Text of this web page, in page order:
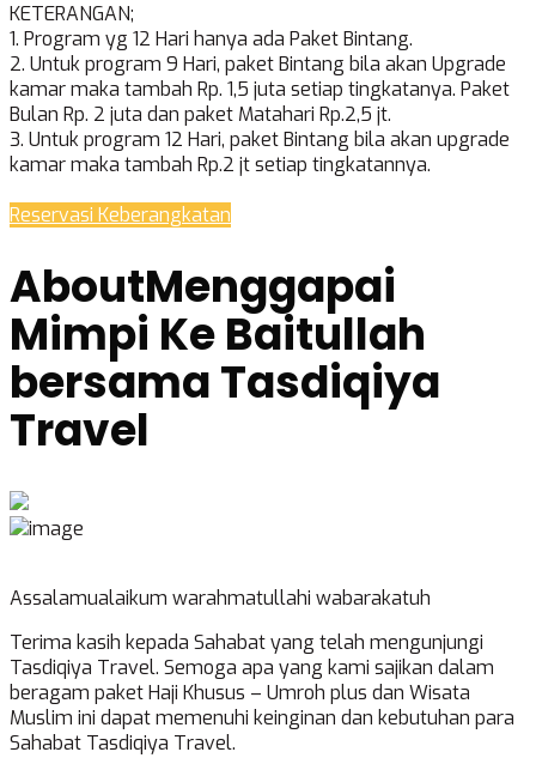
KETERANGAN;
1. Program yg 12 Hari hanya ada Paket Bintang.
2. Untuk program 9 Hari, paket Bintang bila akan Upgrade
kamar maka tambah Rp. 1,5 juta setiap tingkatanya. Paket
Bulan Rp. 2 juta dan paket Matahari Rp.2,5 jt.
3. Untuk program 12 Hari, paket Bintang bila akan upgrade
kamar maka tambah Rp.2 jt setiap tingkatannya.
Reservasi Keberangkatan
AboutMenggapai
Mimpi Ke Baitullah
bersama Tasdiqiya
Travel
Assalamualaikum warahmatullahi wabarakatuh
Terima kasih kepada Sahabat yang telah mengunjungi
Tasdiqiya Travel. Semoga apa yang kami sajikan dalam
beragam paket Haji Khusus – Umroh plus dan Wisata
Muslim ini dapat memenuhi keinginan dan kebutuhan para
Sahabat Tasdiqiya Travel.